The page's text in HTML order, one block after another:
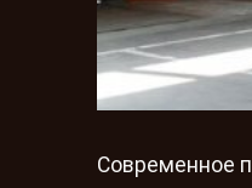
Современное